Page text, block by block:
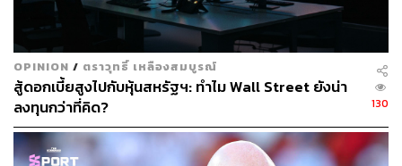
40
ABOUT THE AUTHOR
OPINION / ตราวุทธิ์ เหลืองสมบูรณ์
สู้ดอกเบี้ยสูงไปกับหุ้นสหรัฐฯ: ทำไม Wall Street ยังน่า
ลงทุนกว่าที่คิด?
130